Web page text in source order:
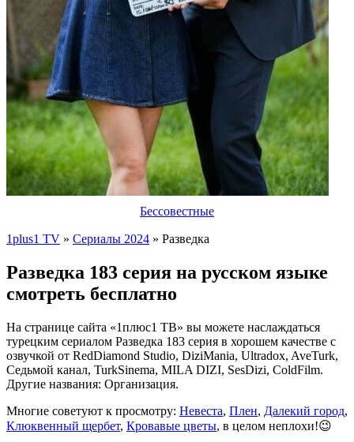
Бессовестные
1plus1 TV » Сериалы 2024 » Разведка
Разведка 183 серия на русском языке
смотреть бесплатно
На странице сайта «1плюс1 ТВ» вы можете наслаждаться
турецким сериалом Разведка 183 серия в хорошем качестве с
озвучкой от RedDiamond Studio, DiziMania, Ultradox, AveTurk,
Седьмой канал, TurkSinema, MILA DIZI, SesDizi, ColdFilm.
Другие названия: Организация.
Многие советуют к просмотру: Невеста, Плен, Далекий город,
Клюквенный щербет, Кровавые цветы, в целом неплохи!😉